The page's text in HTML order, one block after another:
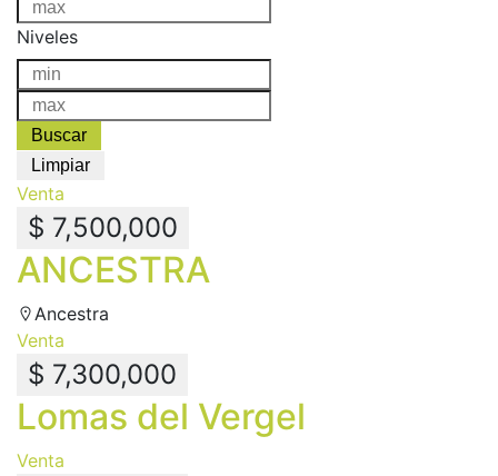
Niveles
Venta
$ 7,500,000
ANCESTRA
Ancestra
Venta
$ 7,300,000
Lomas del Vergel
Venta